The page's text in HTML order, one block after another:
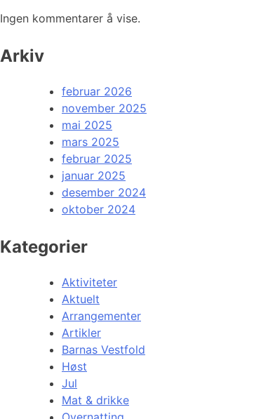
Ingen kommentarer å vise.
Arkiv
februar 2026
november 2025
mai 2025
mars 2025
februar 2025
januar 2025
desember 2024
oktober 2024
Kategorier
Aktiviteter
Aktuelt
Arrangementer
Artikler
Barnas Vestfold
Høst
Jul
Mat & drikke